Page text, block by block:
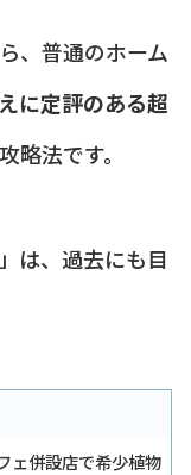
、普通のホーム
に定評のある超
略法です。
は、過去にも目
ェ併設店で希少植物